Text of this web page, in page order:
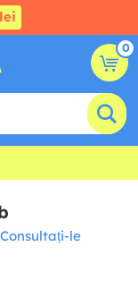
0
Consultați-le